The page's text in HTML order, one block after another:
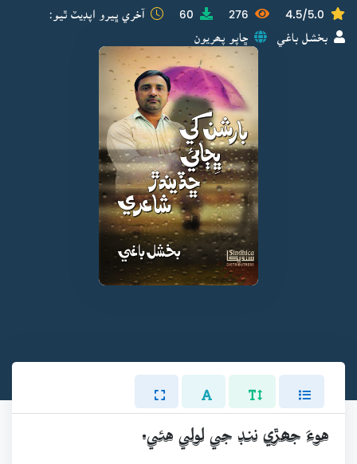
4.5/5.0
276
60 آخري ڀيرو اپڊيٽ ٿيو:
بخشل باغي ڇاپو پھريون
هوءَ جھڙي ننڊ جي لولي هئي.